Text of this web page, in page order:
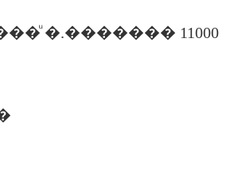
�.������� 11000